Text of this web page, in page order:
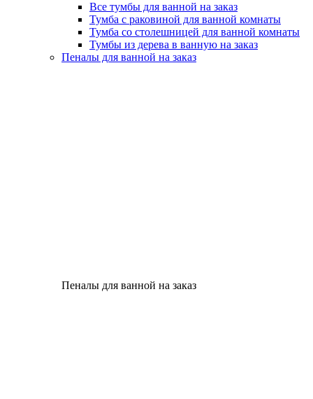
Все тумбы для ванной на заказ
Тумба с раковиной для ванной комнаты
Тумба со столешницей для ванной комнаты
Тумбы из дерева в ванную на заказ
Пеналы для ванной на заказ
Пеналы для ванной на заказ